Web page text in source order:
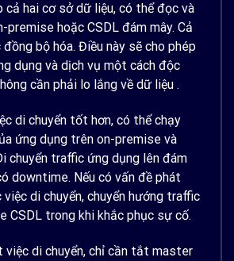
cả hai cơ sở dữ liệu, có thể đọc và
hoặc CSDL đám mây. Cả
bộ hóa. Điều này sẽ cho phép
dụng và dịch vụ một cách độc
cần phải lo lắng về dữ liệu .
di chuyển tốt hơn, có thể chạy
ứng dụng trên on-premise và
chuyển traffic ứng dụng lên đám
downtime. Nếu có vấn đề phát
di chuyển, chuyển hướng traffic
CSDL trong khi khắc phục sự cố.
việc di chuyển, chỉ cần tắt master